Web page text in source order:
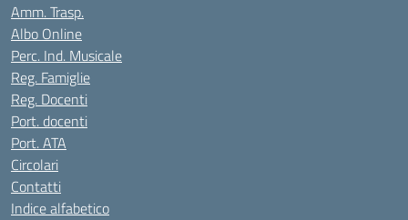
Amm. Trasp.
Albo Online
Perc. Ind. Musicale
Reg. Famiglie
Reg. Docenti
Port. docenti
Port. ATA
Circolari
Contatti
Indice alfabetico